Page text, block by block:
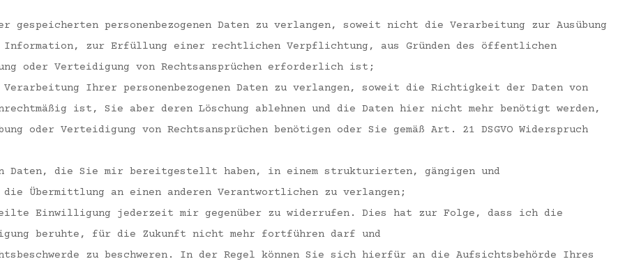
gespeicherten personenbezogenen Daten zu verlangen, soweit nicht die Verarbeitung zur Ausübung
Information, zur Erfüllung einer rechtlichen Verpflichtung, aus Gründen des öffentlichen
oder Verteidigung von Rechtsansprüchen erforderlich ist;
Verarbeitung Ihrer personenbezogenen Daten zu verlangen, soweit die Richtigkeit der Daten von
ist, Sie aber deren Löschung ablehnen und die Daten hier nicht mehr benötigt werden,
oder Verteidigung von Rechtsansprüchen benötigen oder Sie gemäß Art. 21 DSGVO Widerspruch
Daten, die Sie mir bereitgestellt haben, in einem strukturierten, gängigen und
die Übermittlung an einen anderen Verantwortlichen zu verlangen;
Einwilligung jederzeit mir gegenüber zu widerrufen. Dies hat zur Folge, dass ich die
beruhte, für die Zukunft nicht mehr fortführen darf und
zu beschweren. In der Regel können Sie sich hierfür an die Aufsichtsbehörde Ihres